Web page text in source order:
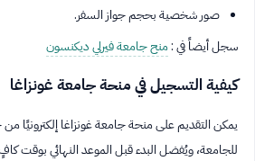
صور شخصية بحجم جواز السفر.
سجل أيضاً في :منح جامعة فيرلي ديكنسون
كيفية التسجيل في منحة جامعة غونزاغا
يمكن التقديم على منحة جامعة غونزاغا إلكترونيًا
للجامعة، ويُفضل البدء قبل الموعد النهائي بوقت